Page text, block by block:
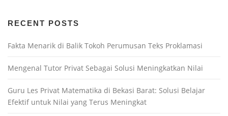
RECENT POSTS
Fakta Menarik di Balik Tokoh Perumusan Teks Proklamasi
Mengenal Tutor Privat Sebagai Solusi Meningkatkan Nilai
Guru Les Privat Matematika di Bekasi Barat: Solusi Belajar
Efektif untuk Nilai yang Terus Meningkat